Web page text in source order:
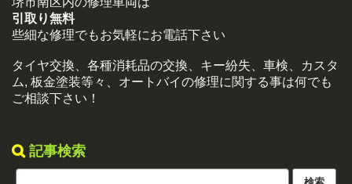
引取り無料
些細な修理でもお気軽にお電話下さい
タイヤ交換、各種消耗品の交換、キー紛失、車検、カスタ
ム, 板金塗装等々、オートバイの修理に関する事は何でも
ご相談下さい！
記事検索